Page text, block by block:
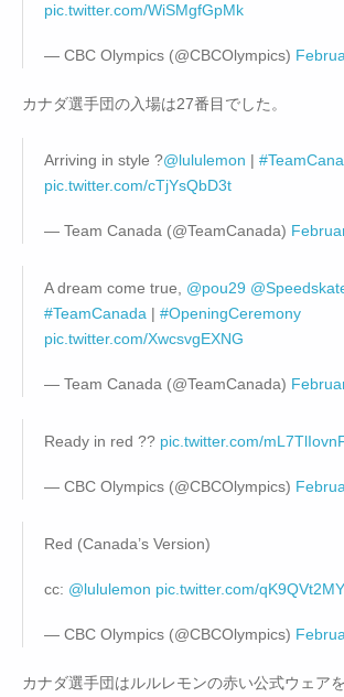
pic.twitter.com/WiSMgfGpMk
— CBC Olympics (@CBCOlympics)
カナダ選手団の入場は27番目でした。
Arriving in style ?@lululemon |
pic.twitter.com/cTjYsQbD3t
— Team Canada (@TeamCanada)
A dream come true, @pou29
#TeamCanada | #OpeningCeremony
pic.twitter.com/XwcsvgEXNG
— Team Canada (@TeamCanada)
Ready in red ?? pic.twitter.com/
— CBC Olympics (@CBCOlympics)
Red (Canada’s Version)
cc: @lululemon pic.twitter.com/
— CBC Olympics (@CBCOlympics)
カナダ選手団はルルレモンの赤い公式ウェア